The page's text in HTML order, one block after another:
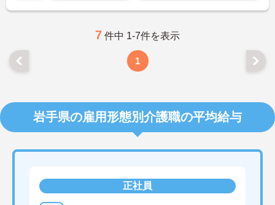
7 件中 1-7件を表示
1
岩手県の雇用形態別介護職の平均給与
正社員